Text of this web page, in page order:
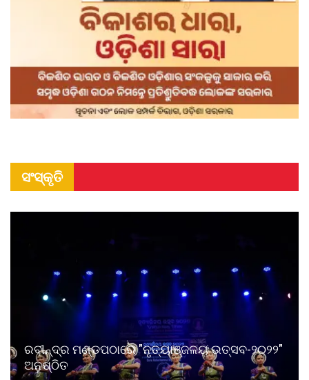
ସଂସ୍କୃତି
ରବୀନ୍ଦ୍ର ମଣ୍ଡପଠାରେ "ନୃତ୍ୟାଞ୍ଜଳୟ ଉତ୍ସବ-୨୦୨୨"
ଅନୁଷ୍ଠିତ